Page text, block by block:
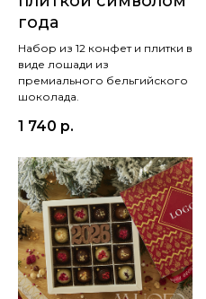
года
Набор из 12 конфет и плитки в
виде лошади из
премиального бельгийского
шоколада.
1 740 р.